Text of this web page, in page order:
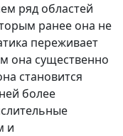
ряд областей
ранее она не
переживает
она существенно
становится
более
и